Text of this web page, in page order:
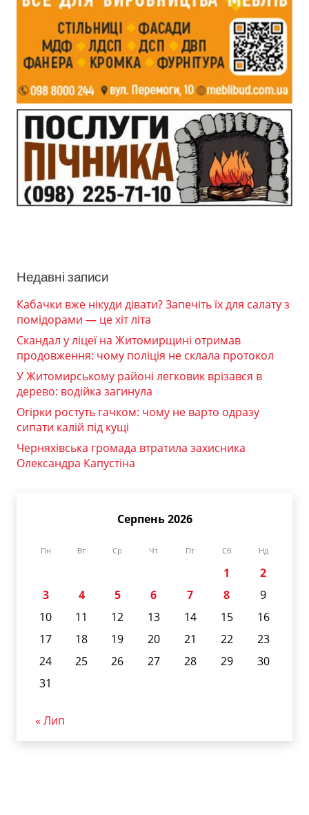
Недавні записи
Кабачки вже нікуди дівати? Запечіть їх для салату з
помідорами — це хіт літа
Скандал у ліцеї на Житомирщині отримав
продовження: чому поліція не склала протокол
У Житомирському районі легковик врізався в
дерево: водійка загинула
Огірки ростуть гачком: чому не варто одразу
сипати калій під кущі
Черняхівська громада втратила захисника
Олександра Капустіна
Серпень 2026
Пн Вт Ср Чт Пт Сб Нд
1
2
3
4 5 6 7 8
9
10
11 12 13 14 15
16
17
18 19 20 21 22
23
24
25 26 27 28 29
30
31
« Лип